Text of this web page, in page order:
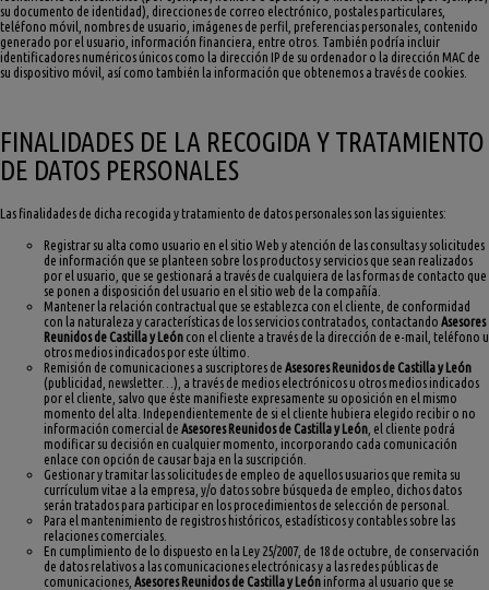
su documento de identidad), direcciones de correo electrónico, postales particulares,
teléfono móvil, nombres de usuario, imágenes de perfil, preferencias personales, contenido
generado por el usuario, información financiera, entre otros. También podría incluir
identificadores numéricos únicos como la dirección IP de su ordenador o la dirección MAC de
su dispositivo móvil, así como también la información que obtenemos a través de cookies.
FINALIDADES DE LA RECOGIDA Y TRATAMIENTO
DE DATOS PERSONALES
Las finalidades de dicha recogida y tratamiento de datos personales son las siguientes:
Registrar su alta como usuario en el sitio Web y atención de las consultas y solicitudes
de información que se planteen sobre los productos y servicios que sean realizados
por el usuario, que se gestionará a través de cualquiera de las formas de contacto que
se ponen a disposición del usuario en el sitio web de la compañía.
Mantener la relación contractual que se establezca con el cliente, de conformidad
con la naturaleza y características de los servicios contratados, contactando Asesores
Reunidos de Castilla y León con el cliente a través de la dirección de e-mail, teléfono u
otros medios indicados por este último.
Remisión de comunicaciones a suscriptores de Asesores Reunidos de Castilla y León
(publicidad, newsletter…), a través de medios electrónicos u otros medios indicados
por el cliente, salvo que éste manifieste expresamente su oposición en el mismo
momento del alta. Independientemente de si el cliente hubiera elegido recibir o no
información comercial de Asesores Reunidos de Castilla y León , el cliente podrá
modificar su decisión en cualquier momento, incorporando cada comunicación
enlace con opción de causar baja en la suscripción.
Gestionar y tramitar las solicitudes de empleo de aquellos usuarios que remita su
currículum vitae a la empresa, y/o datos sobre búsqueda de empleo, dichos datos
serán tratados para participar en los procedimientos de selección de personal.
Para el mantenimiento de registros históricos, estadísticos y contables sobre las
relaciones comerciales.
En cumplimiento de lo dispuesto en la Ley 25/2007, de 18 de octubre, de conservación
de datos relativos a las comunicaciones electrónicas y a las redes públicas de
comunicaciones, Asesores Reunidos de Castilla y León informa al usuario que se